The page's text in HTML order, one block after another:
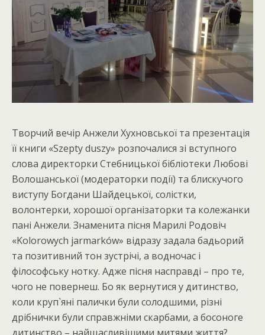
Творчий вечір Анжели Хухновської та презентація
її книги «Szepty duszy» розпочалися зі вступного
слова директорки Стебницької бібліотеки Любові
Волошанської (модераторки події) та блискучого
виступу Богдани Шайдецької, солістки,
волонтерки, хорошої організаторки та колежанки
пані Анжели. Знаменита пісня Марилі Родовіч
«Kolorowych jarmarków» відразу задала бадьорий
та позитивний тон зустрічі, а водночас і
філософську нотку. Адже пісня насправді – про те,
чого не повернеш. Бо як вернутися у дитинство,
коли круп`яні палички були солодшими, різні
дрібнички були справжніми скарбами, а босоноге